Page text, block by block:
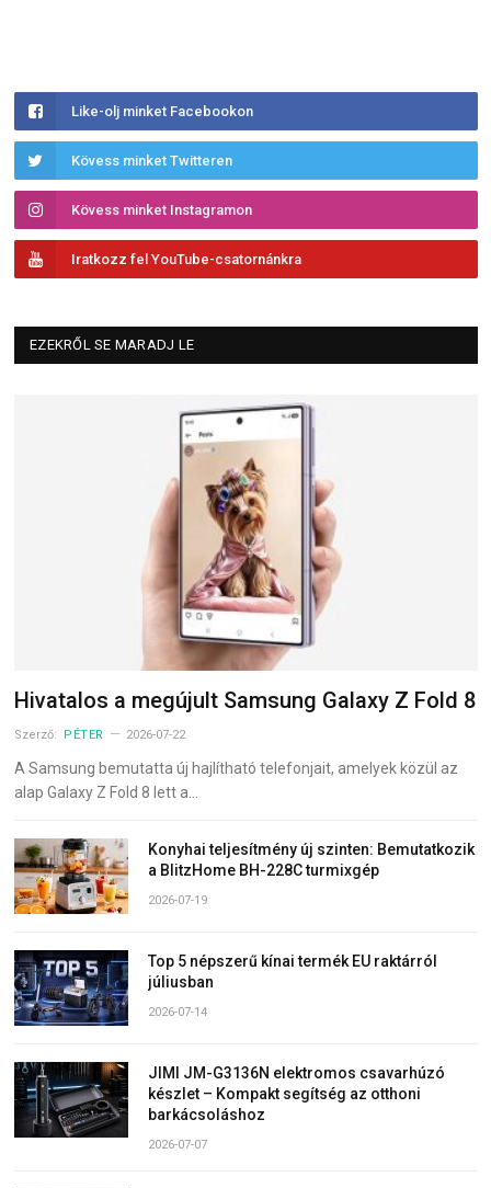
Like-olj minket Facebookon
Kövess minket Twitteren
Kövess minket Instagramon
Iratkozz fel YouTube-csatornánkra
EZEKRŐL SE MARADJ LE
Hivatalos a megújult Samsung Galaxy Z Fold 8
Szerző: PÉTER 2026-07-22
A Samsung bemutatta új hajlítható telefonjait, amelyek közül az
alap Galaxy Z Fold 8 lett a…
Konyhai teljesítmény új szinten: Bemutatkozik
a BlitzHome BH-228C turmixgép
2026-07-19
Top 5 népszerű kínai termék EU raktárról
júliusban
2026-07-14
JIMI JM-G3136N elektromos csavarhúzó
készlet – Kompakt segítség az otthoni
barkácsoláshoz
2026-07-07